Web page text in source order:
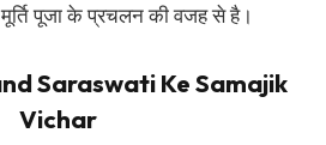
पूजा के प्रचलन की वजह से है।
Saraswati Ke Samajik
Vichar